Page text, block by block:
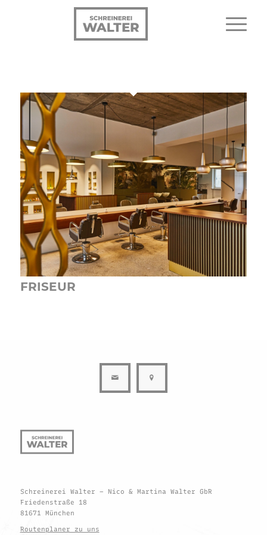
FRISEUR
Schreinerei Walter – Nico & Martina Walter GbR
Friedenstraße 18
81671 München
Routenplaner zu uns